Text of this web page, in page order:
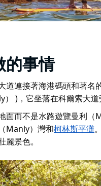
的事情
道連接著海港碼頭和著名
） )，它坐落在科爾索大
面而不是水路遊覽曼利（
Manly）灣和柯林斯平灘。
麗景色。